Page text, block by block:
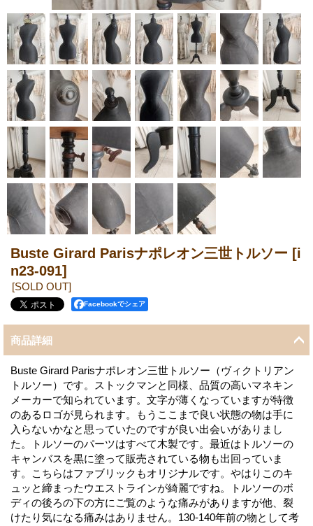
Buste Girard Parisナポレオン三世トルソー [i
n23-091]
[SOLD OUT]
Facebookでシェア
商品詳細
Buste Girard Parisナポレオン三世トルソー（ヴィクトリアン
トルソー）です。ストックマンと同様、品質の高いマネキン
メーカーで知られています。文字が薄くなっていますが特徴
のあるロゴが見られます。もうここまで良い状態の物は手に
入らないかなと思っていたのですが良い出会いがありまし
た。トルソーのパーツはすべて木製です。最近はトルソーの
キャンバスを黒に塗って販売されている物も出回っていま
す。こちらはファブリックもオリジナルです。やはりこのキ
ュッと締まったウエストラインが綺麗ですね。トルソーのボ
ディの後ろの下の方にご覧のような痛みがありますが他、裂
けたり気になる痛みはありません。130-140年前の物として考